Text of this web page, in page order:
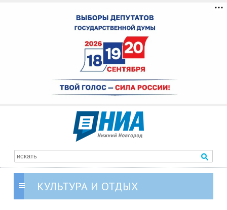
КУЛЬТУРА И ОТДЫХ